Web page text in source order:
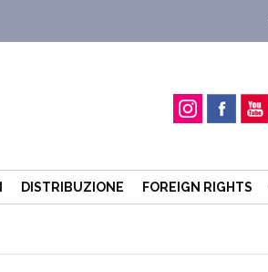
DISTRIBUZIONE FOREIGN RIGHTS